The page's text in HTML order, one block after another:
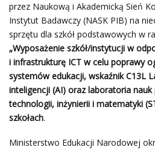
przez Naukową i Akademicką Sień
Instytut Badawczy (NASK PIB) na
sprzętu dla szkół podstawowych w
„Wyposażenie szkół/instytucji w
i infrastrukturę ICT w celu poprawy
systemów edukacji, wskaźnik C13L
inteligencji (AI) oraz laboratoria nauk
technologii, inżynierii i matematyki
szkołach.
Ministerstwo Edukacji Narodowej